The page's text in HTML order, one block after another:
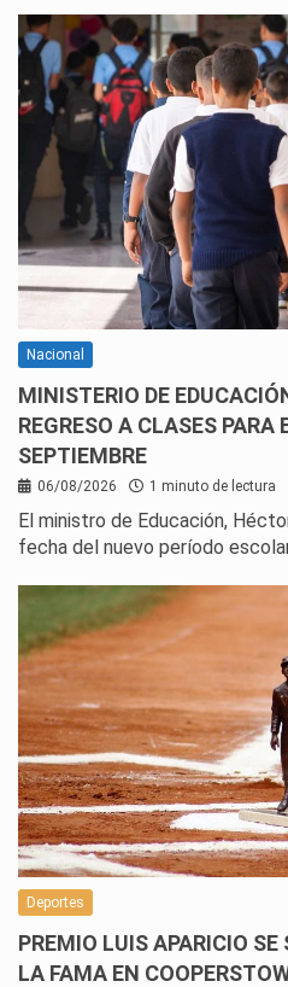
Nacional
MINISTERIO DE
REGRESO A CLASES PARA
SEPTIEMBRE
06/08/2026 1 minuto de lectura
El ministro de Educación,
fecha del nuevo período
Deportes
PREMIO LUIS APARICIO
LA FAMA EN